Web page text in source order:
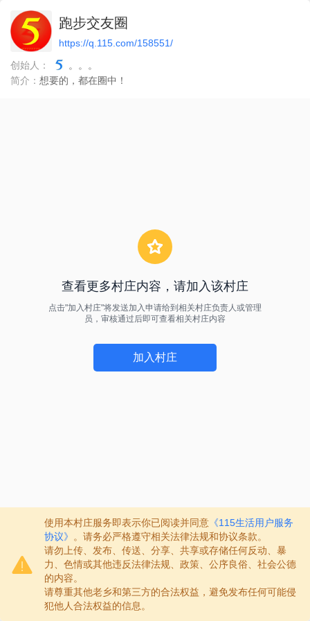
跑步交友圈
https://q.115.com/158551/
创始人：
。。。
简介： 想要的，都在圈中！
查看更多村庄内容，请加入该村庄
点击"加入村庄"将发送加入申请给到相关村庄负责人或管理
员，审核通过后即可查看相关村庄内容
加入村庄
使用本村庄服务即表示你已阅读并同意 《115生活用户服务
协议》
。请务必严格遵守相关法律法规和协议条款。
请勿上传、发布、传送、分享、共享或存储任何反动、暴
力、色情或其他违反法律法规、政策、公序良俗、社会公德
的内容。
请尊重其他老乡和第三方的合法权益，避免发布任何可能侵
犯他人合法权益的信息。